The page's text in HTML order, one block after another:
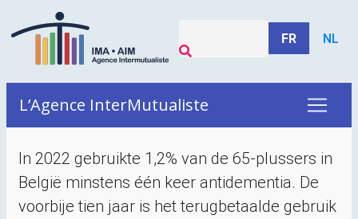
FR NL
L’Agence InterMutualiste
In 2022 gebruikte 1,2% van de 65-plussers in
België minstens één keer antidementia. De
voorbije tien jaar is het terugbetaalde gebruik